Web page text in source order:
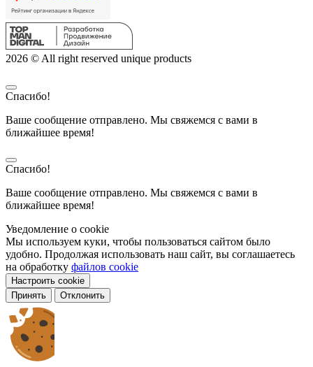
2026 © All right reserved unique products
Спасибо!
Ваше сообщение отправлено. Мы свяжемся с вами в
ближайшее время!
Спасибо!
Ваше сообщение отправлено. Мы свяжемся с вами в
ближайшее время!
Уведомление о cookie
Мы используем куки, чтобы пользоваться сайтом было
удобно. Продолжая использовать наш сайт, вы соглашаетесь
на обработку файлов cookie
Настроить cookie
Принять
Отклонить